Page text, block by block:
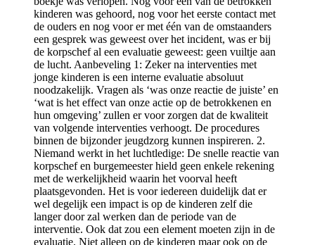
kinderen was gehoord, nog voor het eerste contact met
de ouders en nog voor er met één van de omstaanders
een gesprek was geweest over het incident, was er bij
de korpschef al een evaluatie geweest: geen vuiltje aan
de lucht. Aanbeveling 1: Zeker na interventies met
jonge kinderen is een interne evaluatie absoluut
noodzakelijk. Vragen als ‘was onze reactie de juiste’ en
‘wat is het effect van onze actie op de betrokkenen en
hun omgeving’ zullen er voor zorgen dat de kwaliteit
van volgende interventies verhoogt. De procedures
binnen de bijzonder jeugdzorg kunnen inspireren. 2.
Niemand werkt in het luchtledige: De snelle reactie van
korpschef en burgemeester hield geen enkele rekening
met de werkelijkheid waarin het voorval heeft
plaatsgevonden. Het is voor iedereen duidelijk dat er
wel degelijk een impact is op de kinderen zelf die
langer door zal werken dan de periode van de
interventie. Ook dat zou een element moeten zijn in de
evaluatie. Niet alleen op de kinderen maar ook op de